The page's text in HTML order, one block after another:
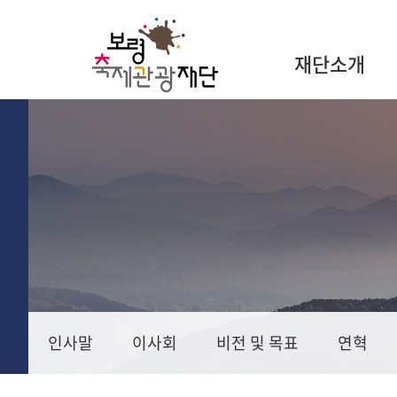
재단소개
인사말 이사회 비전 및 목표 연혁